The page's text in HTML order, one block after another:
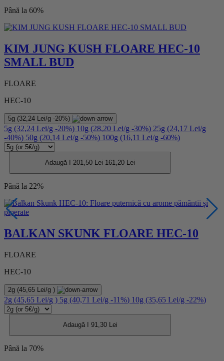
Până la 60%
KIM JUNG KUSH FLOARE HEC-10
SMALL BUD
FLOARE
HEC-10
5g (32,24 Lei/g -20%)
5g (32,24 Lei/g -20%) 10g (28,20 Lei/g -30%) 25g (24,17 Lei/g
-40%) 50g (20,14 Lei/g -50%) 100g (16,11 Lei/g -60%)
Adaugă I 201,50 Lei 161,20 Lei
Până la 22%
BALKAN SKUNK FLOARE HEC-10
FLOARE
HEC-10
2g (45,65 Lei/g )
2g (45,65 Lei/g ) 5g (40,71 Lei/g -11%) 10g (35,65 Lei/g -22%)
Adaugă I 91,30 Lei
Până la 70%